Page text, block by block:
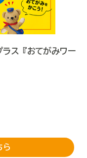
ス『おてがみワー
ら